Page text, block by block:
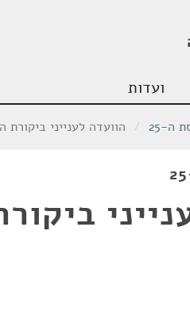
ועדות
ה-25 / הוועדה לענייני ביקורת